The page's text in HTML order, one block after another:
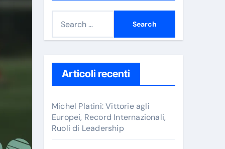
h
f
o
r
Articoli recenti
Michel Platini: Vittorie agli
Europei, Record Internazionali,
Ruoli di Leadership